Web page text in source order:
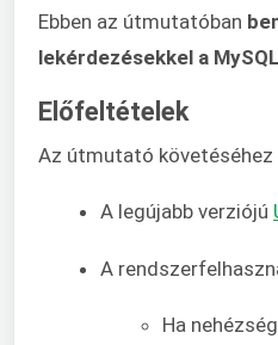
Ebben az útmutatóban
lekérdezésekkel a
Előfeltételek
Az útmutató követéséhez
A legújabb verziójú
A
Ha